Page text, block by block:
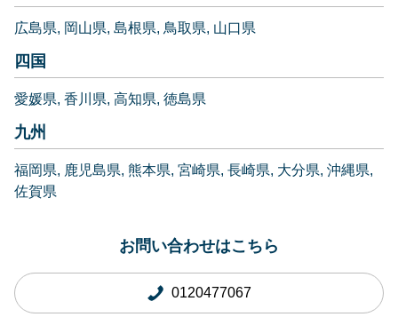
広島県 岡山県 島根県 鳥取県 山口県
四国
愛媛県 香川県 高知県 徳島県
九州
福岡県 鹿児島県 熊本県 宮崎県 長崎県 大分県 沖縄県
佐賀県
お問い合わせはこちら
0120477067